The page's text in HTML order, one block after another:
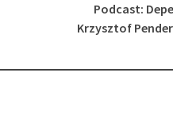
Podcast:
Krzysztof